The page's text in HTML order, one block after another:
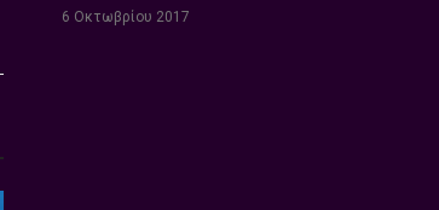
6 Οκτωβρίου 2017